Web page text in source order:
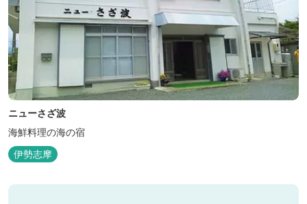
ニューさざ波
海鮮料理の海の宿
伊勢志摩